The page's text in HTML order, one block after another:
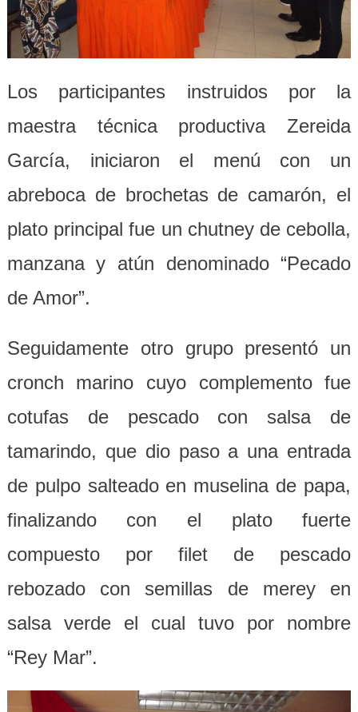
Los participantes instruidos por la
maestra técnica productiva Zereida
García, iniciaron el menú con un
abreboca de brochetas de camarón, el
plato principal fue un chutney de cebolla,
manzana y atún denominado “Pecado
de Amor”.
Seguidamente otro grupo presentó un
cronch marino cuyo complemento fue
cotufas de pescado con salsa de
tamarindo, que dio paso a una entrada
de pulpo salteado en muselina de papa,
finalizando con el plato fuerte
compuesto por filet de pescado
rebozado con semillas de merey en
salsa verde el cual tuvo por nombre
“Rey Mar”.